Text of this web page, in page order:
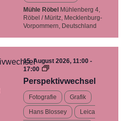
Mühle Röbel Mühlenberg 4,
Röbel / Müritz, Mecklenburg-
Vorpommern, Deutschland
15. August 2026, 11:00 -
17:00
Perspektivwechsel…
Ausstellung
Perspektivwechsel
Fotografie Grafik
Hans Blossey Leica